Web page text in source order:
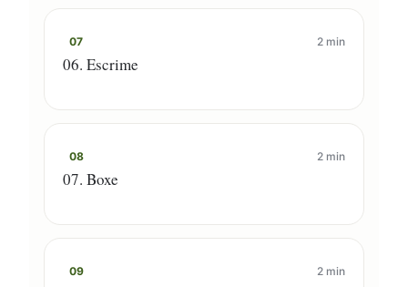
07 2 min
06. Escrime
08 2 min
07. Boxe
09 2 min